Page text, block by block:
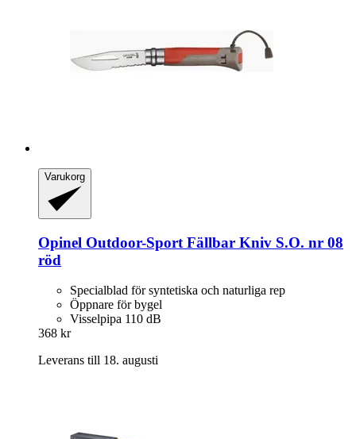
Varukorg
Opinel Outdoor-​Sport Fällbar Kniv S.O. nr 08
röd
Specialblad för syntetiska och naturliga rep
Öppnare för bygel
Visselpipa 110 dB
368 kr
Leverans till 18. augusti